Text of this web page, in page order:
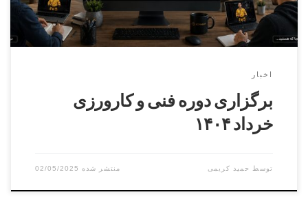
اخبار
برگزاری دوره فنی و کارورزی
خرداد ۱۴۰۴
توسط حمید کریمی 02/05/2025